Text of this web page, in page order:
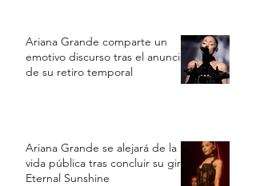
Ariana Grande comparte un
emotivo discurso tras el anuncio
de su retiro temporal
Ariana Grande se alejará de la
vida pública tras concluir su gira
Eternal Sunshine